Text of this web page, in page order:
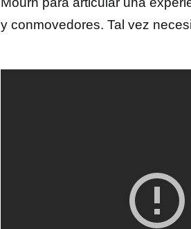
y conmovedores. Tal vez